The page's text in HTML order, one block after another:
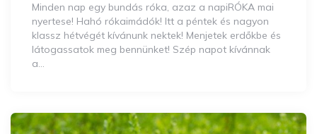
Minden nap egy bundás róka, azaz a napiRÓKA mai
nyertese! Hahó rókaimádók! Itt a péntek és nagyon
klassz hétvégét kívánunk nektek! Menjetek erdőkbe és
látogassatok meg bennünket! Szép napot kívánnak
a…